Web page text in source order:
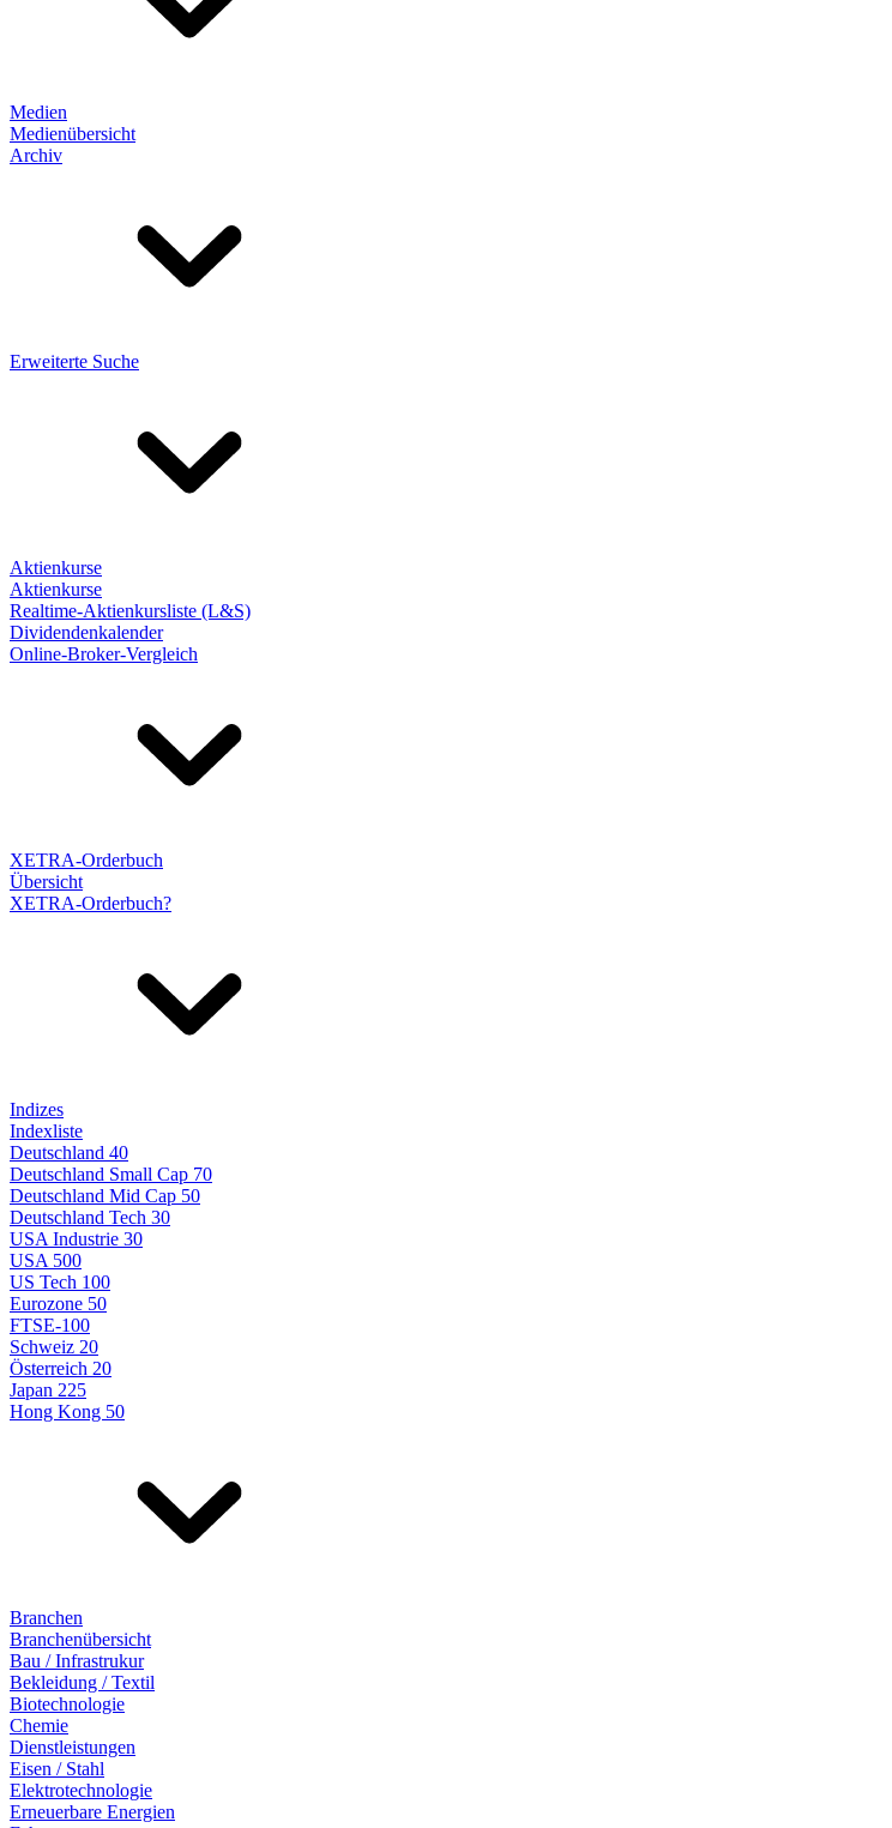
Medien
Medienübersicht
Archiv
Erweiterte Suche
Aktienkurse
Aktienkurse
Realtime-Aktienkursliste (L&S)
Dividendenkalender
Online-Broker-Vergleich
XETRA-Orderbuch
Übersicht
XETRA-Orderbuch?
Indizes
Indexliste
Deutschland 40
Deutschland Small Cap 70
Deutschland Mid Cap 50
Deutschland Tech 30
USA Industrie 30
USA 500
US Tech 100
Eurozone 50
FTSE-100
Schweiz 20
Österreich 20
Japan 225
Hong Kong 50
Branchen
Branchenübersicht
Bau / Infrastrukur
Bekleidung / Textil
Biotechnologie
Chemie
Dienstleistungen
Eisen / Stahl
Elektrotechnologie
Erneuerbare Energien